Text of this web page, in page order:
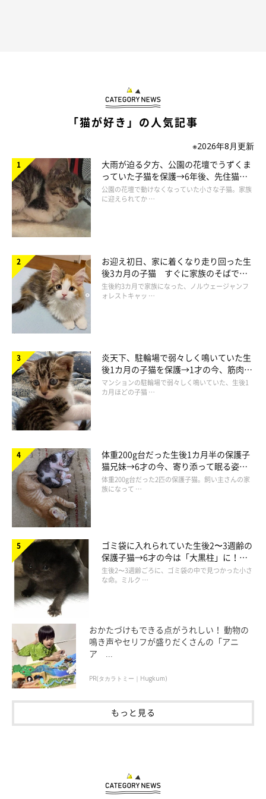
環境省が発表したデータによると、平成28年度に保健所に引き取
られた猫は72,624頭で、そのうち返還数は273頭だそうです。
一方で、犬は引き取られた数が41,175頭で、返還数は12,854
頭。比較してみると、いかに猫の返還率が少ないかがわかりま
す。
なお、殺処分された猫は45,574頭にもおよび、そのうち子猫は
29,654頭にもなるそう。
保健所に持ち込まれるのは野良猫が多いですが、飼い主さんがな
んらかの事情で飼えなくなってしまい、持ち込むケースも少なく
ありません。
こうした現状を知ると、胸が痛みます。不幸な猫がいなくなるこ
とを願いたいものですよね。
もし猫を飼いたいと思ったときは、保健所に連れてこられたコた
ちのことを思い出してみてください。
参考／統計資料『犬・猫の引取り及び負傷動物の収容状況』
https://www.env.go.jp/nature/dobutsu/aigo/index.html
「猫が好き」の人気記事
※2026年8月更新
大雨が迫る夕方、公園の花壇でうずくま
っていた子猫を保護→6年後、先住猫
と“姉妹”のような関係に
公園の花壇で動けなくなっていた小さな子猫。家族
に迎えられてか …
お迎え初日、家に着くなり走り回った生
後3カ月の子猫 すぐに家族のそばで落
ち着く姿に「迎えてよかった」
生後約3カ月で家族になった、ノルウェージャンフ
ォレストキャッ …
炎天下、駐輪場で弱々しく鳴いていた生
後1カ月の子猫を保護→1才の今、筋肉質
でツンデレなコに成長
マンションの駐輪場で弱々しく鳴いていた、生後1
カ月ほどの子猫 …
体重200g台だった生後1カ月半の保護子
猫兄妹→6才の今、寄り添って眠る姿に
ほっこり！
体重200g台だった2匹の保護子猫。飼い主さんの家
族になって …
ゴミ袋に入れられていた生後2〜3週齢の
保護子猫→6才の今は「大黒柱」に！
美しい黒猫に成長した姿にグッとくる
生後2〜3週齢ごろに、ゴミ袋の中で見つかった小さ
な命。ミルク …
おかたづけもできる点がうれしい！ 動物の
鳴き声やセリフが盛りだくさんの「アニ
ア ...
PR(タカラトミー｜Hugkum)
もっと見る